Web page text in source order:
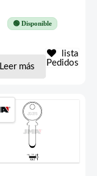
🟢 Disponible
Leer más
lista
Pedidos